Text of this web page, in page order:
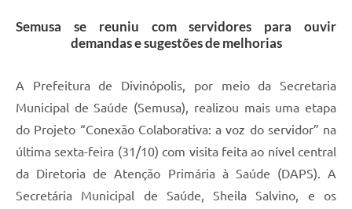
Semusa se reuniu com servidores para ouvir
demandas e sugestões de melhorias
A Prefeitura de Divinópolis, por meio da Secretaria
Municipal de Saúde (Semusa), realizou mais uma etapa
do Projeto “Conexão Colaborativa: a voz do servidor” na
última sexta-feira (31/10) com visita feita ao nível central
da Diretoria de Atenção Primária à Saúde (DAPS). A
Secretária Municipal de Saúde, Sheila Salvino, e os